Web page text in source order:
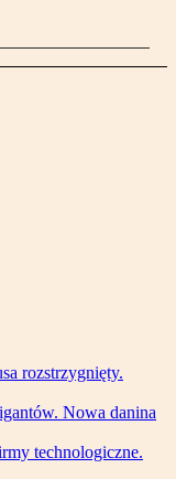
rozstrzygnięty.
Nowa danina
technologiczne.